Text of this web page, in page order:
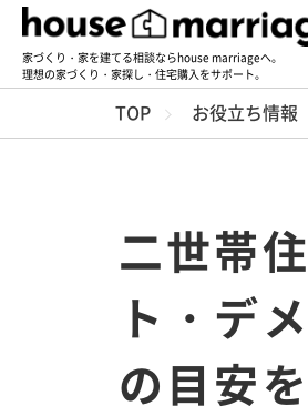
家づくり・家を建てる相談ならhouse marriageへ。
理想の家づくり・家探し・住宅購入をサポート。
TOP お役立ち情報
二世帯
ト・デ
の目安